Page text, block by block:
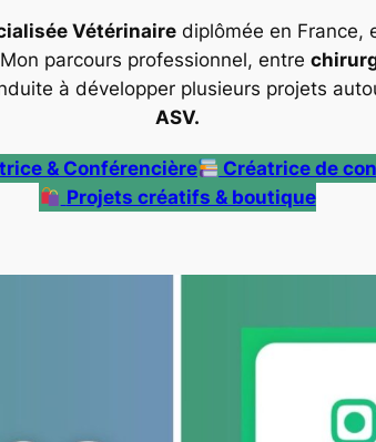
Vétérinairediplômée en France,
parcours professionnel, entre
à développer plusieurs projets
ASV.
& Conférencière
Créatrice de
Projets créatifs & boutique